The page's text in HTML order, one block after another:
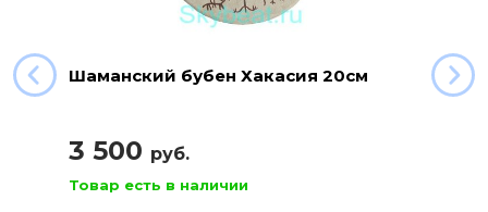
Шаманский бубен Хакасия 20см
3 500 руб.
Товар есть в наличии